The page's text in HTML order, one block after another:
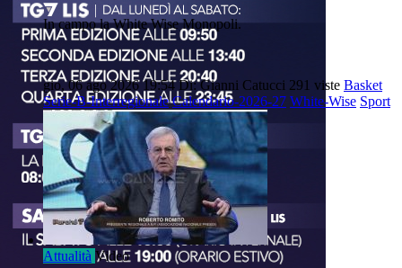
In campo la White Wise Monopoli.
gio, 06 ago 2026 19:54 Di: Gianni Catucci 291 viste Basket
Serie-B-Interregionale Calendario-2026-27 White-Wise Sport
Attualità Video